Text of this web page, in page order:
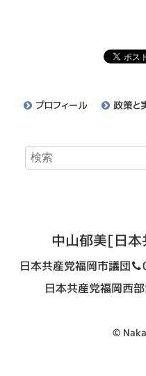
プロフィール 政策と
中山郁美[日本
日本共産党福岡市議団
日本共産党福岡西
©